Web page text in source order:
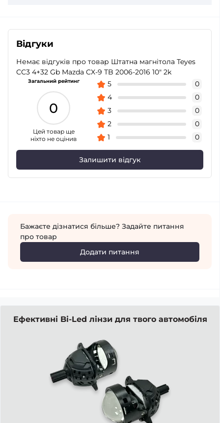
Відгуки
Немає відгуків про товар Штатна магнітола Teyes
CC3 4+32 Gb Mazda CX-9 TB 2006-2016 10" 2k
Загальний рейтинг
0
Цей товар ще
ніхто не оцінив
5
0
4
0
3
0
2
0
1
0
Залишити відгук
Бажаєте дізнатися більше? Задайте питання
про товар
Додати питання
Ефективні Bi-Led лінзи для твого автомобіля